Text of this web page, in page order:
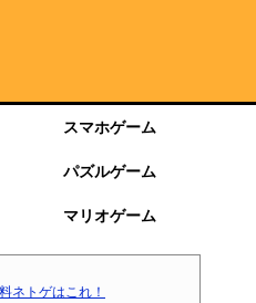
スマホゲーム
パズルゲーム
マリオゲーム
ネトゲはこれ！